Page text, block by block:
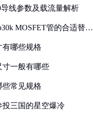
导线参数及载流量解析
MOSFET管的合适替代
有哪些规格
寸一般有哪些
些常见规格
投三国的星空爆冷